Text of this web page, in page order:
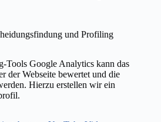
und Profiling
Tools Google Analytics kann das
der Webseite bewertet und die
Hierzu erstellen wir ein